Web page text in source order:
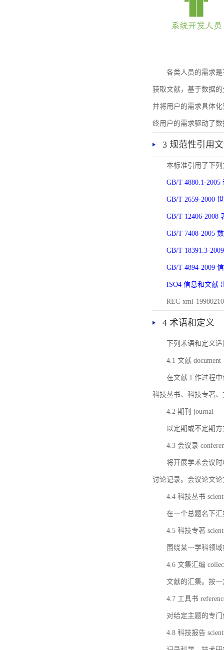
各类人员的需求
获取文献，基于数据
并将用户的需求具体
终用户的需求驱动了
3 规范性引用
本标准引用了下
GB/T 4880.1-
GB/T 2659-2000
GB/T 12406-2008
GB/T 7408-2005
GB/T 18391.3-
GB/T 4894-2009
ISO4 信息和文献
REC-xml-
4 术语和定义
下列术语和定义
4.1 文献 document
在文献工作过程
科技丛书、科技专著
4.2 期刊 journal
以定期或不定期
4.3 会议录
将开展学术会议
讨论记录。会议论文
4.4 科技丛书
在一个总题名下
4.5 科技专著
围绕某一学科领
4.6 文集汇编
文献的汇集。按
4.7 工具书
对给定主题的专
4.8 科技报告